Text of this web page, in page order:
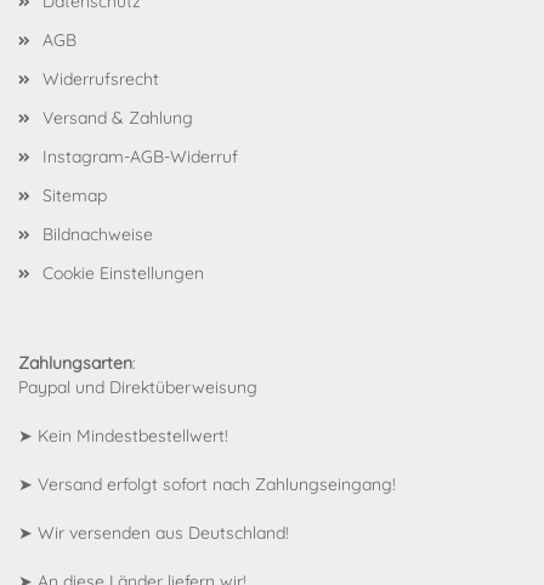
AGB
Widerrufsrecht
Versand & Zahlung
Instagram-AGB-Widerruf
Sitemap
Bildnachweise
Cookie Einstellungen
Zahlungsarten:
Paypal und Direktüberweisung
➤ Kein Mindestbestellwert!
➤ Versand erfolgt sofort nach Zahlungseingang!
➤ Wir versenden aus Deutschland!